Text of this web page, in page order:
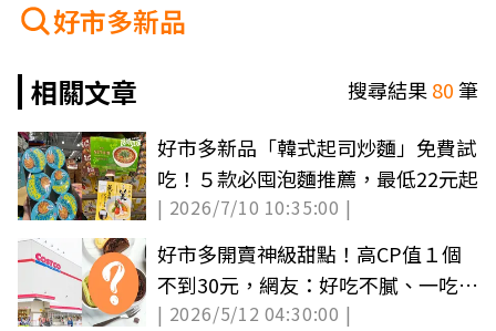
好市多新品
相關文章
搜尋結果80筆
好市多新品「韓式起司炒麵」免費試
吃！５款必囤泡麵推薦，最低22元起
| 2026/7/10 10:35:00 |
好市多開賣神級甜點！高CP值１個
不到30元，網友：好吃不膩、一吃停
不下來
| 2026/5/12 04:30:00 |